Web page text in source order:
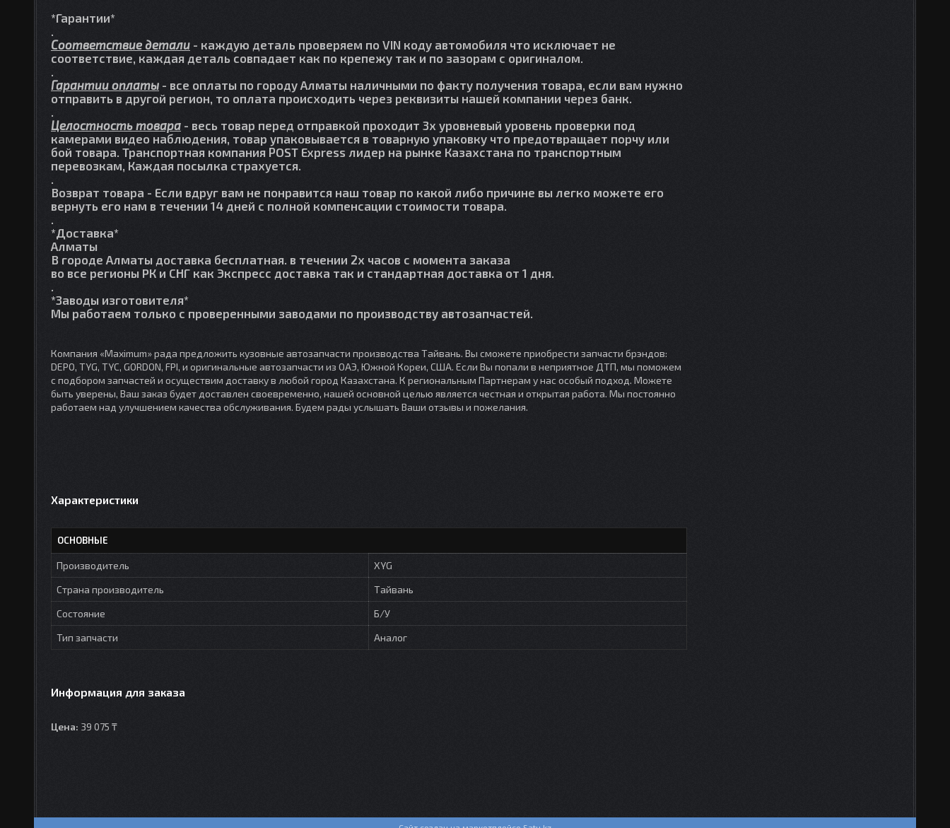
*Гарантии*
.
Соответствие детали - каждую деталь проверяем по VIN коду автомобиля что исключает не
соответствие, каждая деталь совпадает как по крепежу так и по зазорам с оригиналом.
.
Гарантии оплаты - все оплаты по городу Алматы наличными по факту получения товара, если вам нужно
отправить в другой регион, то оплата происходить через реквизиты нашей компании через банк.
.
Целостность товара - весь товар перед отправкой проходит 3х уровневый уровень проверки под
камерами видео наблюдения, товар упаковывается в товарную упаковку что предотвращает порчу или
бой товара. Транспортная компания POST Express лидер на рынке Казахстана по транспортным
перевозкам, Каждая посылка страхуется.
.
Возврат товара - Если вдруг вам не понравится наш товар по какой либо причине вы легко можете его
вернуть его нам в течении 14 дней с полной компенсации стоимости товара.
.
*Доставка*
Алматы
В городе Алматы доставка бесплатная. в течении 2х часов с момента заказа
во все регионы РК и СНГ как Экспресс доставка так и стандартная доставка от 1 дня.
.
*Заводы изготовителя*
Мы работаем только с проверенными заводами по производству автозапчастей.
Компания «Maximum» рада предложить кузовные автозапчасти производства Тайвань. Вы сможете приобрести запчасти брэндов:
DEPO, TYG, TYC, GORDON, FPI, и оригинальные автозапчасти из ОАЭ, Южной Кореи, США. Если Вы попали в неприятное ДТП, мы поможем
с подбором запчастей и осуществим доставку в любой город Казахстана. К региональным Партнерам у нас особый подход. Можете
быть уверены, Ваш заказ будет доставлен своевременно, нашей основной целью является честная и открытая работа. Мы постоянно
работаем над улучшением качества обслуживания. Будем рады услышать Ваши отзывы и пожелания.
Характеристики
ОСНОВНЫЕ
Производитель
XYG
Страна производитель
Тайвань
Состояние
Б/У
Тип запчасти
Аналог
Информация для заказа
Цена: 39 075 ₸